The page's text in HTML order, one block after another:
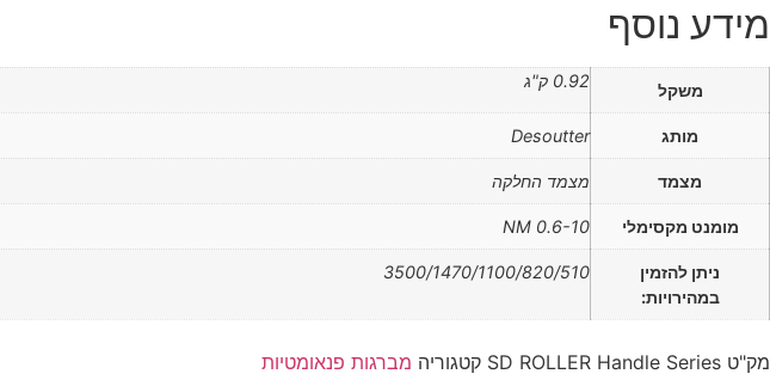
מידע נוסף
משקל 0.92 ק"ג
מותג Desoutter
מצמד מצמד החלקה
מומנט מקסימלי NM 0.6-10
ניתן להזמין
במהירויות:
3500/1470/1100/820/510
מק"ט SD ROLLER Handle Series קטגוריה מברגות פנאומטיות